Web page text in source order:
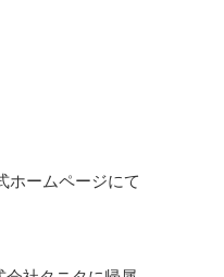
ホームページにて